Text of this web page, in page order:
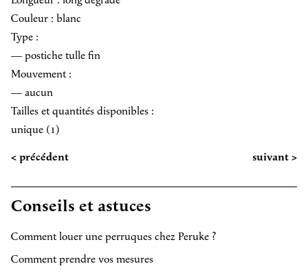
Couleur : blanc
Type :
— postiche tulle fin
Mouvement :
— aucun
Tailles et quantités disponibles :
unique (1)
< précédent
suivant >
Conseils et astuces
Comment louer une perruques chez Peruke ?
Comment prendre vos mesures